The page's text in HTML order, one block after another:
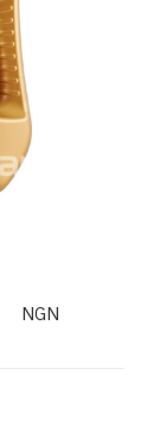
NGN